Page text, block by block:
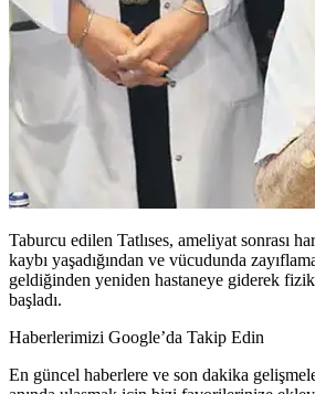
Taburcu edilen Tatlıses, ameliyat sonrası
kaybı yaşadığından ve vücudunda
geldiğinden yeniden hastaneye giderek
başladı.
Haberlerimizi Google’da Takip Edin
En güncel haberlere ve son dakika